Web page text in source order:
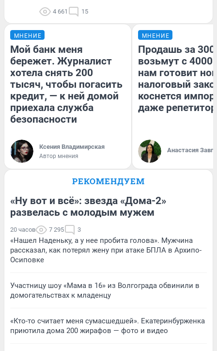
4 661 15
МНЕНИЕ
Мой банк меня
бережет. Журналист
хотела снять 200
тысяч, чтобы погасить
кредит, — к ней домой
приехала служба
безопасности
Ксения Владимирская
Автор мнения
МНЕНИЕ
Продашь за
возьмут с
нам готовит
налоговый
коснется
даже
Анастасия
РЕКОМЕНДУЕМ
«Ну вот и всё»: звезда «Дома-2»
развелась с молодым мужем
20 часов 7 295 3
«Нашел Наденьку, а у нее пробита голова». Мужчина
рассказал, как потерял жену при атаке БПЛА в Архипо-
Осиповке
Участницу шоу «Мама в 16» из Волгограда обвинили в
домогательствах к младенцу
«Кто-то считает меня сумасшедшей». Екатеринбурженка
приютила дома 200 жирафов — фото и видео